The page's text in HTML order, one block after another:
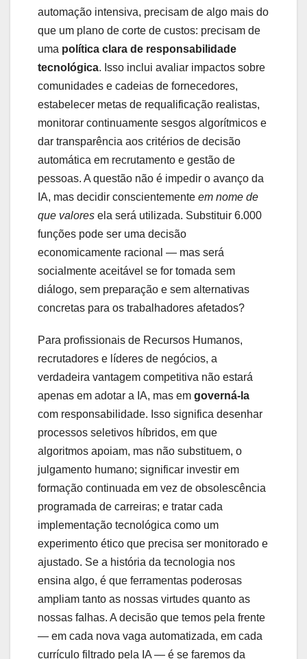
automação intensiva, precisam de algo mais do
que um plano de corte de custos: precisam de
uma política clara de responsabilidade
tecnológica. Isso inclui avaliar impactos sobre
comunidades e cadeias de fornecedores,
estabelecer metas de requalificação realistas,
monitorar continuamente sesgos algorítmicos e
dar transparência aos critérios de decisão
automática em recrutamento e gestão de
pessoas. A questão não é impedir o avanço da
IA, mas decidir conscientemente em nome de
que valores ela será utilizada. Substituir 6.000
funções pode ser uma decisão
economicamente racional — mas será
socialmente aceitável se for tomada sem
diálogo, sem preparação e sem alternativas
concretas para os trabalhadores afetados?
Para profissionais de Recursos Humanos,
recrutadores e líderes de negócios, a
verdadeira vantagem competitiva não estará
apenas em adotar a IA, mas em governá-la
com responsabilidade. Isso significa desenhar
processos seletivos híbridos, em que
algoritmos apoiam, mas não substituem, o
julgamento humano; significar investir em
formação continuada em vez de obsolescência
programada de carreiras; e tratar cada
implementação tecnológica como um
experimento ético que precisa ser monitorado e
ajustado. Se a história da tecnologia nos
ensina algo, é que ferramentas poderosas
ampliam tanto as nossas virtudes quanto as
nossas falhas. A decisão que temos pela frente
— em cada nova vaga automatizada, em cada
currículo filtrado pela IA — é se faremos da